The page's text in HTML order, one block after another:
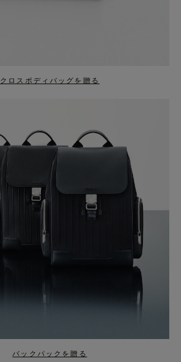
クロスボディバッグを贈る
バックパックを贈る